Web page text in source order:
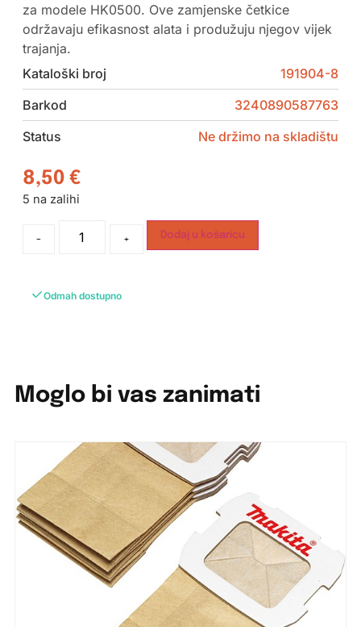
za modele HK0500. Ove zamjenske četkice
održavaju efikasnost alata i produžuju njegov vijek
trajanja.
Kataloški broj
191904-8
Barkod
3240890587763
Status
Ne držimo na skladištu
8,50 €
5 na zalihi
- + Dodaj u košaricu
Odmah dostupno
Moglo bi vas zanimati